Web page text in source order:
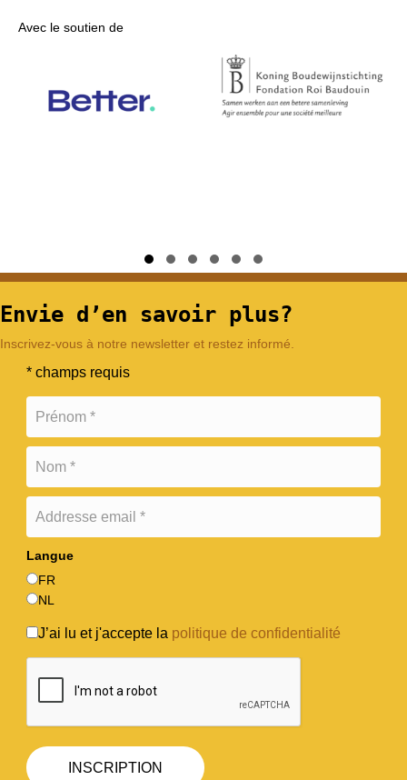
Avec le soutien de
Slide group 1
Slide group 2
Slide group 3
Slide group 4
Slide group 5
Slide group 6
Envie d’en savoir plus?
Inscrivez-vous à notre newsletter et restez informé.
* champs requis
Langue
FR
NL
J’ai lu et j'accepte la politique de confidentialité